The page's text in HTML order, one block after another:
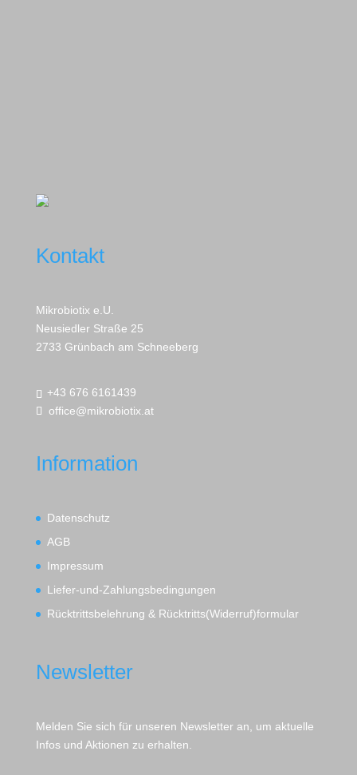
Kontakt
Mikrobiotix e.U.
Neusiedler Straße 25
2733 Grünbach am Schneeberg
+43 676 6161439
office@mikrobiotix.at
Information
Datenschutz
AGB
Impressum
Liefer-und-Zahlungsbedingungen
Rücktrittsbelehrung & Rücktritts(Widerruf)formular
Newsletter
Melden Sie sich für unseren Newsletter an, um aktuelle
Infos und Aktionen zu erhalten.